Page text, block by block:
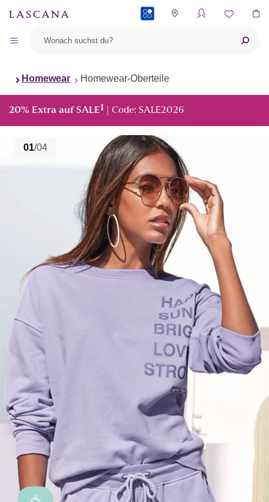
Homewear Homewear-Oberteile
20% Extra auf SALE1 | Code: SALE2026
01/04